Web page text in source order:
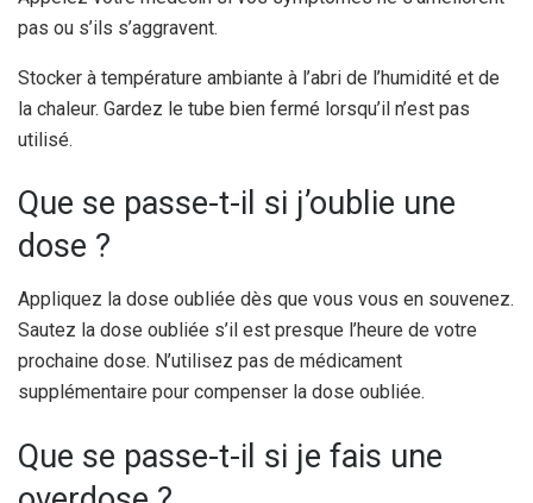
pas ou s’ils s’aggravent.
Stocker à température ambiante à l’abri de l’humidité et de
la chaleur. Gardez le tube bien fermé lorsqu’il n’est pas
utilisé.
Que se passe-t-il si j’oublie une
dose ?
Appliquez la dose oubliée dès que vous vous en souvenez.
Sautez la dose oubliée s’il est presque l’heure de votre
prochaine dose. N’utilisez pas de médicament
supplémentaire pour compenser la dose oubliée.
Que se passe-t-il si je fais une